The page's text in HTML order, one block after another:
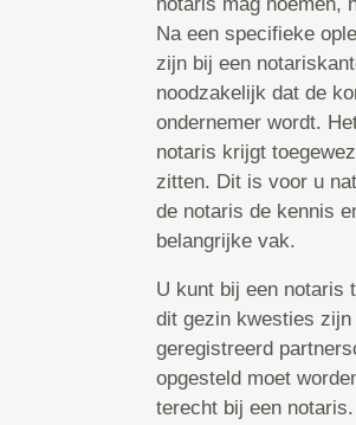
Na een specifieke
zijn bij een
noodzakelijk dat de
ondernemer wordt.
notaris krijgt
zitten. Dit is voor u
de notaris de kennis
belangrijke vak.
U kunt bij een notaris
dit gezin kwesties
geregistreerd
opgesteld moet
terecht bij een